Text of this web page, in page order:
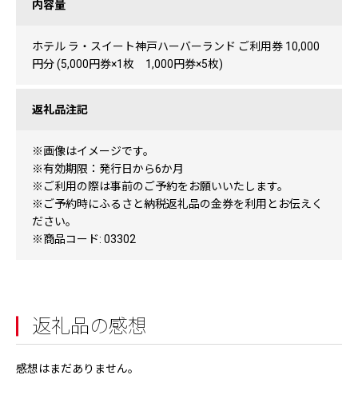
内容量
ホテル ラ・スイート神戸ハーバーランド ご利用券 10,000
円分 (5,000円券×1枚 1,000円券×5枚)
返礼品注記
※画像はイメージです。
※有効期限：発行日から6か月
※ご利用の際は事前のご予約をお願いいたします。
※ご予約時にふるさと納税返礼品の金券を利用とお伝えく
ださい。
※商品コード: 03302
返礼品の感想
感想はまだありません。